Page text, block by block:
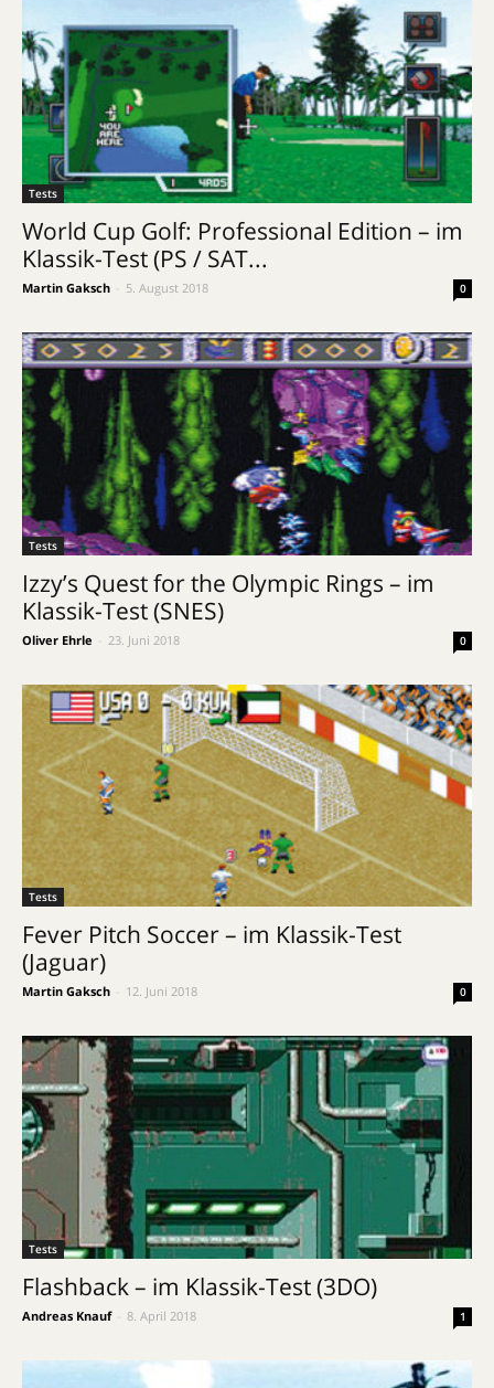
Tests
World Cup Golf: Professional Edition – im
Klassik-Test (PS / SAT...
Martin Gaksch 5. August 2018 0
Tests
Izzy’s Quest for the Olympic Rings – im
Klassik-Test (SNES)
Oliver Ehrle 23. Juni 2018 0
Tests
Fever Pitch Soccer – im Klassik-Test
(Jaguar)
Martin Gaksch 12. Juni 2018 0
Tests
Flashback – im Klassik-Test (3DO)
Andreas Knauf 8. April 2018 1